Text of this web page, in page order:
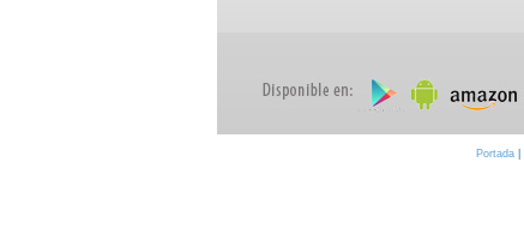
Portada